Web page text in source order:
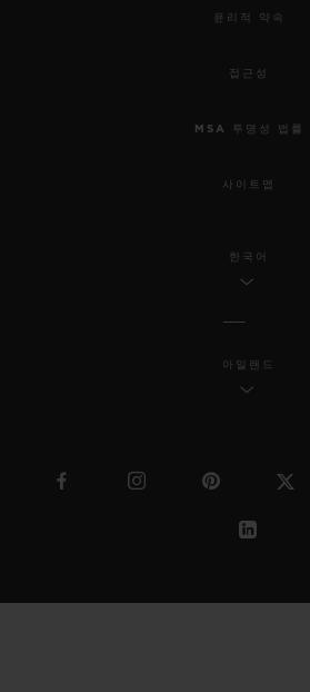
윤리적 약속
접근성
MSA 투명성 법률
사이트맵
한국어
아일랜드